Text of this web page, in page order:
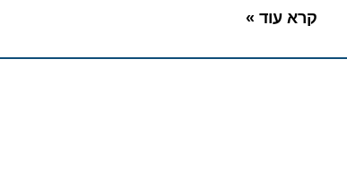
קרא עוד »